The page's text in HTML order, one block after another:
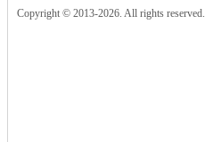
Copyright © 2013-2026. All rights reserved.